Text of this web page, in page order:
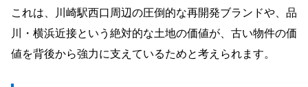
これは、川崎駅西口周辺の圧倒的な再開発ブランドや、品
川・横浜近接という絶対的な土地の価値が、古い物件の価
値を背後から強力に支えているためと考えられます。